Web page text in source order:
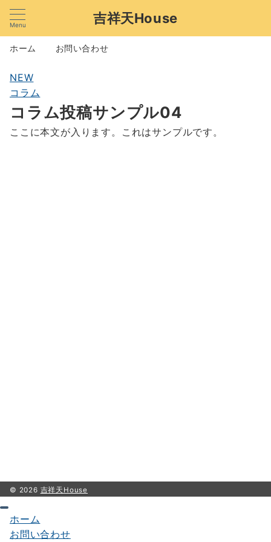
Menu 吉祥天House
ホーム お問い合わせ
NEW
コラム
コラム投稿サンプル04
ここに本文が入ります。これはサンプルです。
© 2026 吉祥天House
ホーム
お問い合わせ